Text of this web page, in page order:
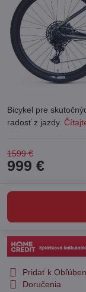
Bicykel pre
radosť z jazdy.
1599 €
999 €
Pridať k
Doručenia